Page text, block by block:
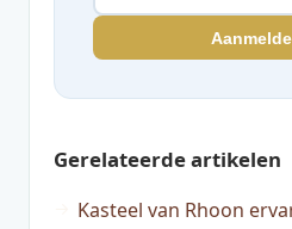
Gerelateerde artikelen
Kasteel van Rhoon